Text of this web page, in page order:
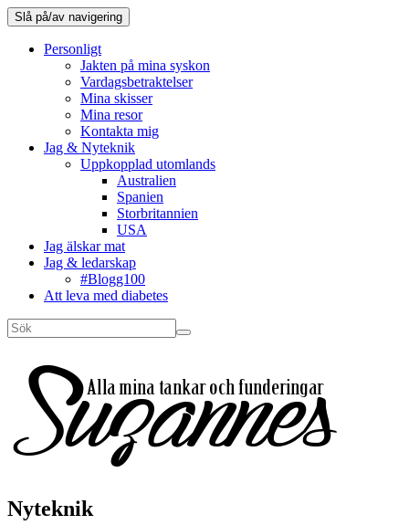
Slå på/av navigering
Personligt
Jakten på mina syskon
Vardagsbetraktelser
Mina skisser
Mina resor
Kontakta mig
Jag & Nyteknik
Uppkopplad utomlands
Australien
Spanien
Storbritannien
USA
Jag älskar mat
Jag & ledarskap
#Blogg100
Att leva med diabetes
Nyteknik